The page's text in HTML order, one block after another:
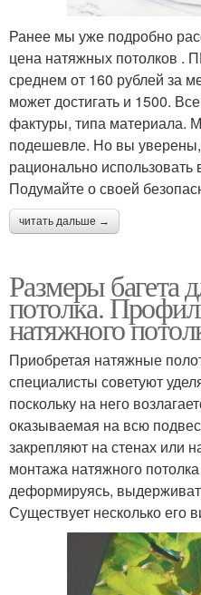
Ранее мы уже подробно
цена натяжных потолков .
среднем от 160 рублей за
может достигать и 1500.
фактуры, типа материала.
подешевле. Но вы уверены,
рационально
Подумайте о своей
читать дальше →
Размеры багета
потолка.
натяжного
Приобретая натяжные
специалисты советуют
поскольку на него
оказываемая на всю
закрепляют на стенах или
монтажа натяжного
деформируясь,
Существует несколько его